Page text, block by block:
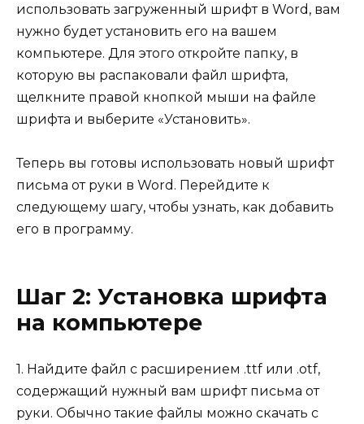
использовать загруженный шрифт в Word, вам
нужно будет установить его на вашем
компьютере. Для этого откройте папку, в
которую вы распаковали файл шрифта,
щелкните правой кнопкой мыши на файле
шрифта и выберите «Установить».
Теперь вы готовы использовать новый шрифт
письма от руки в Word. Перейдите к
следующему шагу, чтобы узнать, как добавить
его в программу.
Шаг 2: Установка шрифта
на компьютере
1. Найдите файл с расширением .ttf или .otf,
содержащий нужный вам шрифт письма от
руки. Обычно такие файлы можно скачать с